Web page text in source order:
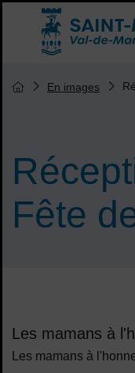
Menu de raccourcis
Accueil ville de Saint-
Fête
Vous êtes ici :
Page d'accueil du site
En images
Les mamans à
Les mamans à